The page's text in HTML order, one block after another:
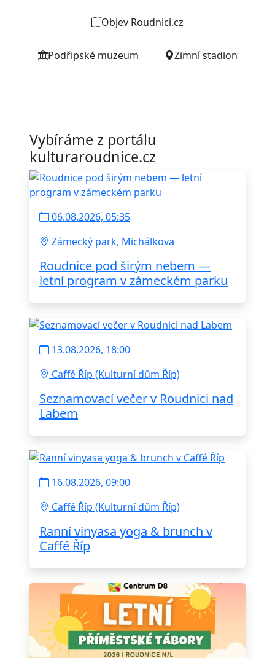
Objev Roudnici.cz
Podřipské muzeum Zimní stadion
Vybíráme z portálu
kulturaroudnice.cz
06.08.2026, 05:35
Zámecký park, Michálkova
Roudnice pod širým nebem —
letní program v zámeckém parku
13.08.2026, 18:00
Caffé Říp (Kulturní dům Říp)
Seznamovací večer v Roudnici nad
Labem
16.08.2026, 09:00
Caffé Říp (Kulturní dům Říp)
Ranní vinyasa yoga & brunch v
Caffé Říp